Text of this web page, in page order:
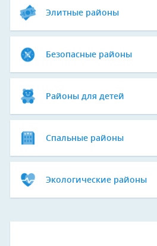
Элитные районы
Безопасные районы
Районы для детей
Спальные районы
Экологические районы